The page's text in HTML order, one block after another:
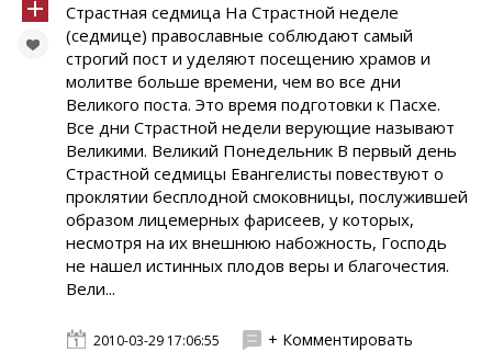
Страстная седмица На Страстной неделе
(седмице) православные соблюдают самый
строгий пост и уделяют посещению храмов и
молитве больше времени, чем во все дни
Великого поста. Это время подготовки к Пасхе.
Все дни Страстной недели верующие называют
Великими. Великий Понедельник В первый день
Страстной седмицы Евангелисты повествуют о
проклятии бесплодной смоковницы, послужившей
образом лицемерных фарисеев, у которых,
несмотря на их внешнюю набожность, Господь
не нашел истинных плодов веры и благочестия.
Вели...
2010-03-29 17:06:55 + Комментировать